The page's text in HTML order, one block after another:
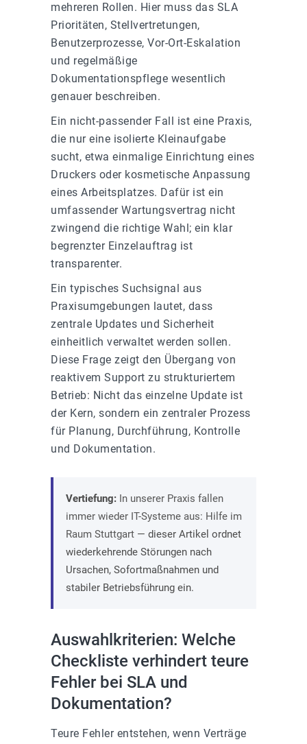
mehreren Rollen. Hier muss das SLA
Prioritäten, Stellvertretungen,
Benutzerprozesse, Vor-Ort-Eskalation
und regelmäßige
Dokumentationspflege wesentlich
genauer beschreiben.
Ein nicht-passender Fall ist eine Praxis,
die nur eine isolierte Kleinaufgabe
sucht, etwa einmalige Einrichtung eines
Druckers oder kosmetische Anpassung
eines Arbeitsplatzes. Dafür ist ein
umfassender Wartungsvertrag nicht
zwingend die richtige Wahl; ein klar
begrenzter Einzelauftrag ist
transparenter.
Ein typisches Suchsignal aus
Praxisumgebungen lautet, dass
zentrale Updates und Sicherheit
einheitlich verwaltet werden sollen.
Diese Frage zeigt den Übergang von
reaktivem Support zu strukturiertem
Betrieb: Nicht das einzelne Update ist
der Kern, sondern ein zentraler Prozess
für Planung, Durchführung, Kontrolle
und Dokumentation.
Vertiefung: In unserer Praxis fallen
immer wieder IT-Systeme aus: Hilfe im
Raum Stuttgart — dieser Artikel ordnet
wiederkehrende Störungen nach
Ursachen, Sofortmaßnahmen und
stabiler Betriebsführung ein.
Auswahlkriterien: Welche
Checkliste verhindert teure
Fehler bei SLA und
Dokumentation?
Teure Fehler entstehen, wenn Verträge